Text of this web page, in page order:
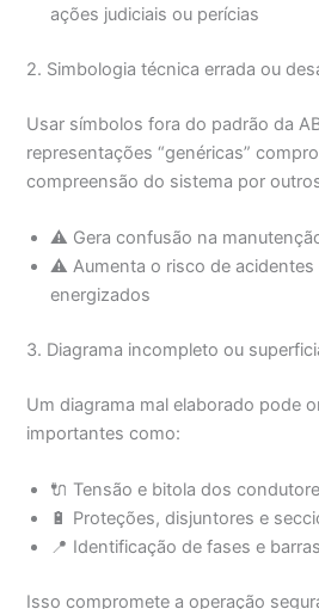
ações judiciais ou perícias
2. Simbologia técnica errada ou
Usar símbolos fora do padrão da
representações “genéricas”
compreensão do sistema por
⚠️ Gera confusão na
⚠️ Aumenta o risco de acidentes
energizados
3. Diagrama incompleto ou
Um diagrama mal elaborado pode
importantes como:
🔌 Tensão e bitola dos
🔋 Proteções, disjuntores e
📍 Identificação de fases e barras
Isso compromete a operação